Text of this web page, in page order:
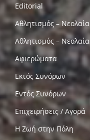
Editorial
Αθλητισμός – Νεολαία
Αθλητισμός – Νεολαία
Αφιερώματα
Εκτός Συνόρων
Εντός Συνόρων
Επιχειρήσεις / Αγορά
Η Ζωή στην Πόλη